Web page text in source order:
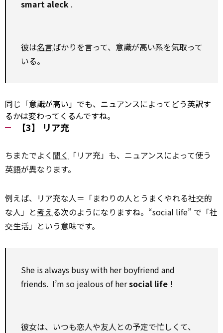
smart aleck .
彼は名言ばかりを言って、意識が高い系を気取って
いる。
同じ「意識が高い」でも、ニュアンスによってどう英訳す
るかは変わってくるんですね。
【3】 リア充
ちまたでよく 聞く 「リア充」も、ニュアンスによって使う
英語が異なります。
例えば、リア充な人＝「まわりの人とうまくやれる社交的
な人」と考える次のようになりますね。“social life” で「社
交生活」という意味です。
She is always busywith her boyfriend and
friends. I’m so jealous of hersocial life !
彼女は、いつも恋人や友人との予定で忙しくて、